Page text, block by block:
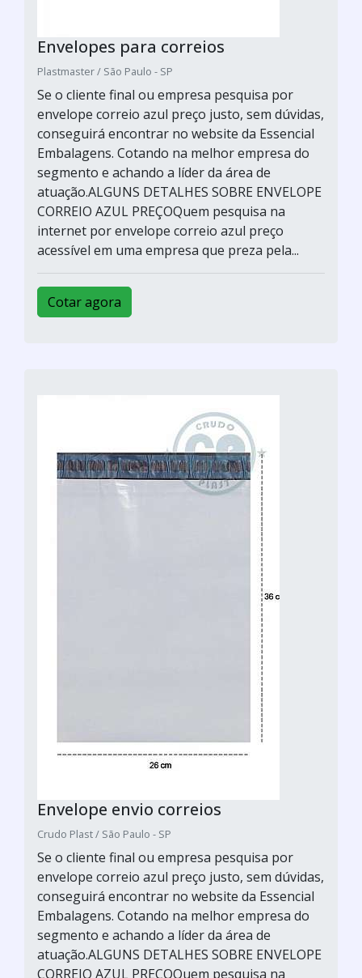
Envelopes para correios
Plastmaster / São Paulo - SP
Se o cliente final ou empresa pesquisa por
envelope correio azul preço justo, sem dúvidas,
conseguirá encontrar no website da Essencial
Embalagens. Cotando na melhor empresa do
segmento e achando a líder da área de
atuação.ALGUNS DETALHES SOBRE ENVELOPE
CORREIO AZUL PREÇOQuem pesquisa na
internet por envelope correio azul preço
acessível em uma empresa que preza pela...
Cotar agora
Envelope envio correios
Crudo Plast / São Paulo - SP
Se o cliente final ou empresa pesquisa por
envelope correio azul preço justo, sem dúvidas,
conseguirá encontrar no website da Essencial
Embalagens. Cotando na melhor empresa do
segmento e achando a líder da área de
atuação.ALGUNS DETALHES SOBRE ENVELOPE
CORREIO AZUL PREÇOQuem pesquisa na